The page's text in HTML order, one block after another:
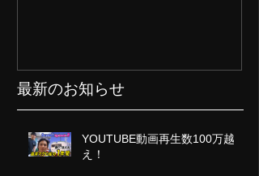
最新のお知らせ
YOUTUBE動画再生数100万越
え！